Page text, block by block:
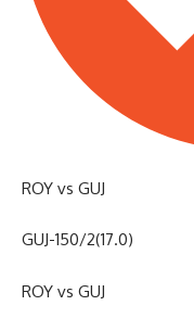
ROY vs GUJ
GUJ-150/2(17.0)
ROY vs GUJ